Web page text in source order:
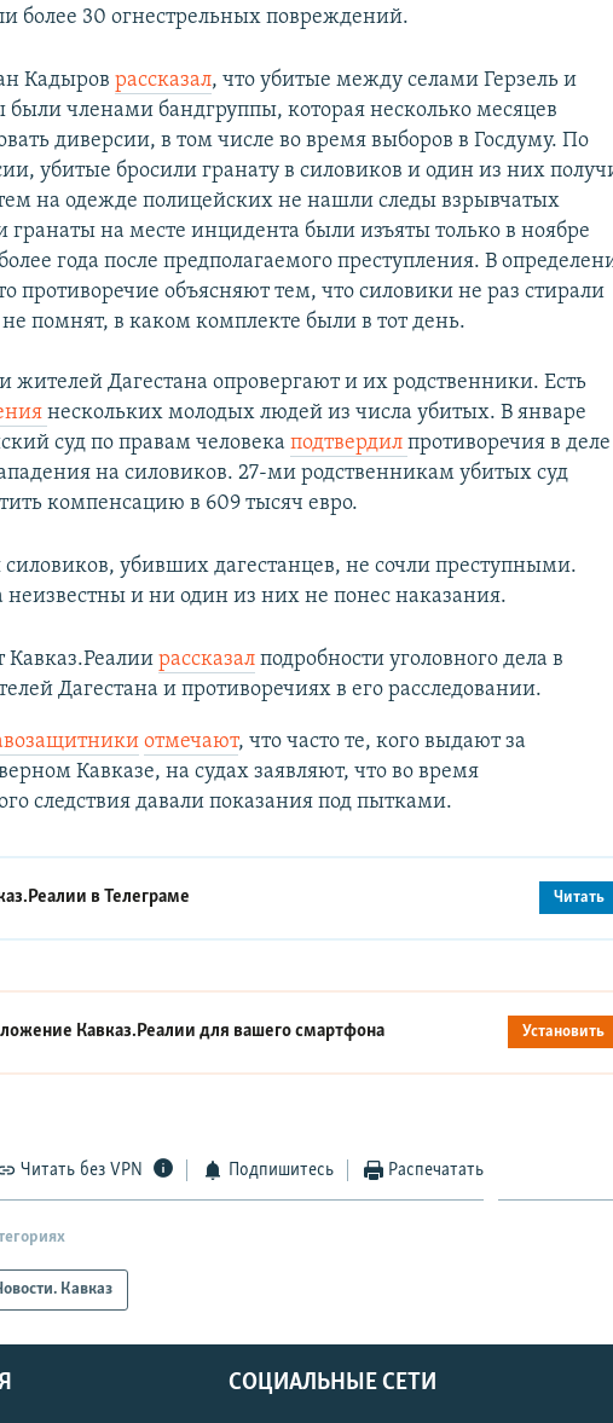
более 30 огнестрельных повреждений.
Кадыроврассказал, что убитые между селами Герзель и
членами бандгруппы, которая несколько месяцев
диверсии, в том числе во время выборов в Госдуму. По
убитые бросили гранату в силовиков и один из них
на одежде полицейских не нашли следы взрывчатых
гранаты на месте инцидента были изъяты только в ноябре
более года после предполагаемого преступления. В
противоречие объясняют тем, что силовики не раз стирали
помнят, в каком комплекте были в тот день.
жителей Дагестана опровергают и их родственники. Есть
нескольких молодых людей из числа убитых. В январе
суд по правам человекаподтвердилпротиворечия в
на силовиков. 27-ми родственникам убитых суд
компенсацию в 609 тысяч евро.
силовиков, убивших дагестанцев, не сочли преступными.
и ни один из них не понес наказания.
Кавказ.Реалии рассказалподробности уголовного дела в
Дагестана и противоречиях в его расследовании.
отмечают, что часто те, кого выдают за
Кавказе, на судах заявляют, что во время
следствия давали показания под пытками.
вТелеграме Читать
Кавказ.Реалии для вашего смартфона Установить
Читать без VPN Подпишитесь Распечатать
Кавказ
СОЦИАЛЬНЫЕ СЕТИ